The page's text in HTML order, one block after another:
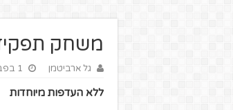
משחק
גל ארביטמן 1 בפברואר 2021
ללא העדפות מיוחדות